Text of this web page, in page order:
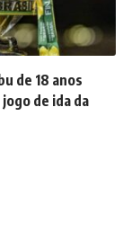
de 18 anos
de ida da